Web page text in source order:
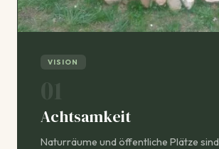
VISION
Achtsamkeit
Naturräume und öffentliche Plätze sind